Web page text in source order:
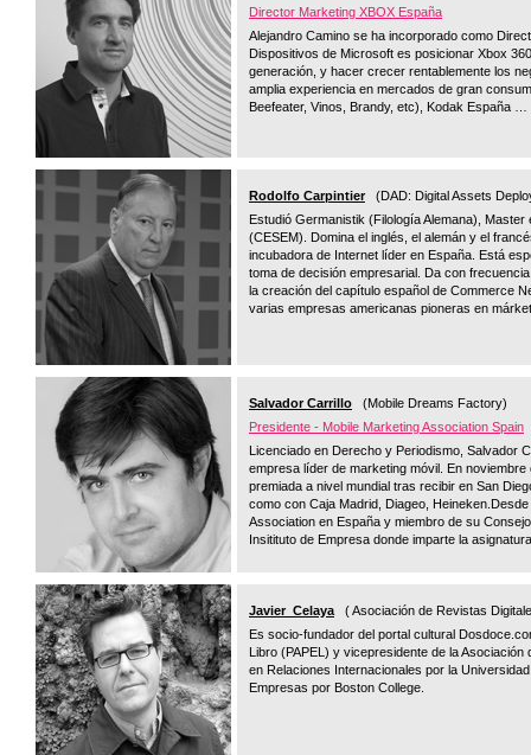
Director Marketing XBOX España
Alejandro Camino se ha incorporado como
Dispositivos de Microsoft es posicionar Xbox
generación, y hacer crecer rentablemente los
amplia experiencia en mercados de gran
Beefeater, Vinos, Brandy, etc), Kodak España …
Rodolfo Carpintier(DAD: Digital Assets
Estudió Germanistik (Filología Alemana),
(CESEM). Domina el inglés, el alemán y el
incubadora de Internet líder en España. Está
toma de decisión empresarial. Da con
la creación del capítulo español de Commerce
varias empresas americanas pioneras en
Salvador Carrillo (Mobile Dreams Factory)
Presidente - Mobile Marketing Association Spain
Licenciado en Derecho y Periodismo, Salvador
empresa líder de marketing móvil. En
premiada a nivel mundial tras recibir en San
como con Caja Madrid, Diageo,
Association en España y miembro de su
Insitituto de Empresa donde imparte la
Javier Celaya ( Asociación de Revistas
Es socio-fundador del portal cultural
Libro (PAPEL) y vicepresidente de la
en Relaciones Internacionales por la
Empresas por Boston College.